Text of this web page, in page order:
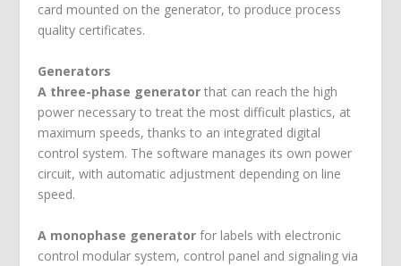
card mounted on the generator, to produce process
quality certificates.
Generators
A three-phase generator that can reach the high
power necessary to treat the most difficult plastics, at
maximum speeds, thanks to an integrated digital
control system. The software manages its own power
circuit, with automatic adjustment depending on line
speed.
A monophase generator for labels with electronic
control modular system, control panel and signaling via